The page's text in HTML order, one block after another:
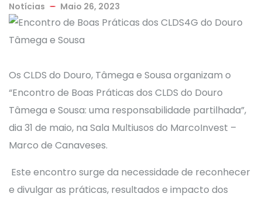
Notícias Maio 26, 2023
Os CLDS do Douro, Tâmega e Sousa organizam o
“Encontro de Boas Práticas dos CLDS do Douro
Tâmega e Sousa: uma responsabilidade partilhada”,
dia 31 de maio, na Sala Multiusos do MarcoInvest –
Marco de Canaveses.
Este encontro surge da necessidade de reconhecer
e divulgar as práticas, resultados e impacto dos